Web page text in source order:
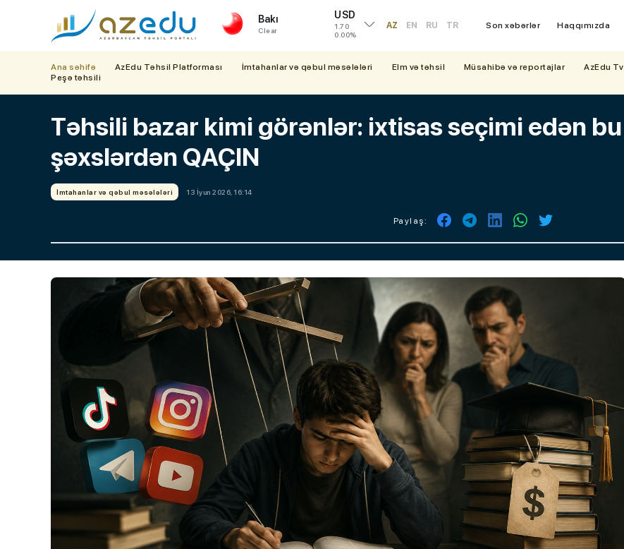
Bakı
Clear
USD
1.70
0.00%
AZ EN RU TR Son xəbərlər Haqqımızda
Ana səhifə AzEdu Təhsil Platforması İmtahanlar və qəbul məsələləri Elm və təhsil Müsahibə və reportajlar AzEdu Tv
Peşə təhsili
Təhsili bazar kimi görənlər: ixtisas seçimi edən bu
şəxslərdən QAÇIN
İmtahanlar və qəbul məsələləri 13 İyun 2026, 16:14
Paylaş: